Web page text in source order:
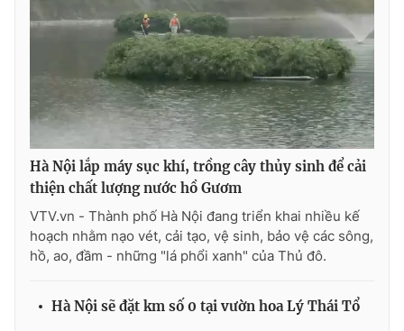
Ðiện thoại Thời báo VTV: 024.66 897 897
toasoan@vtv.vn
Liên hệ quảng cáo:024-7300.7108
® Cấm sao chép dưới mọi hình thức nếu không có sự chấp
Hà Nội lắp máy sục khí, trồng cây thủy sinh để cải
thiện chất lượng nước hồ Gươm
VTV.vn - Thành phố Hà Nội đang triển khai nhiều kế
hoạch nhằm nạo vét, cải tạo, vệ sinh, bảo vệ các sông,
hồ, ao, đầm - những "lá phổi xanh" của Thủ đô.
Hà Nội sẽ đặt km số 0 tại vườn hoa Lý Thái Tổ